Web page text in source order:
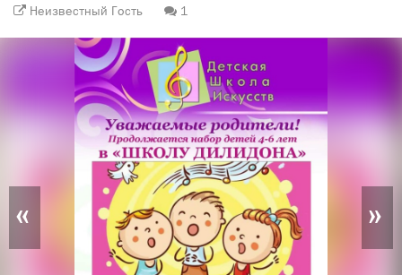
Неизвестный Гость
1
« »